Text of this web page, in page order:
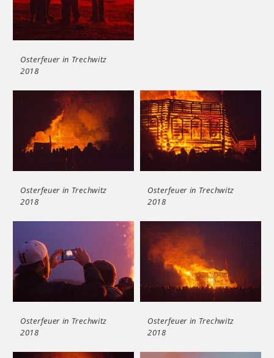
Osterfeuer in Trechwitz
2018
Osterfeuer in Trechwitz
2018
Osterfeuer in Trechwitz
2018
Osterfeuer in Trechwitz
2018
Osterfeuer in Trechwitz
2018